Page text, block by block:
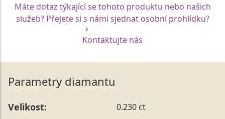
Máte dotaz týkající se tohoto produktu nebo našich
služeb? Přejete si s námi sjednat osobní prohlídku?
Kontaktujte nás
Parametry diamantu
Velikost: 0.230 ct